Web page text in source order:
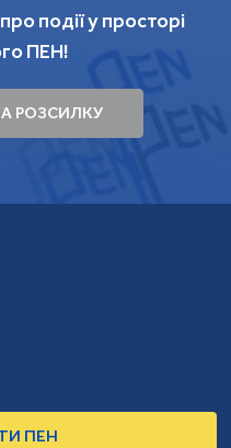
події у просторі
ПЕН!
РОЗСИЛКУ
ПЕН